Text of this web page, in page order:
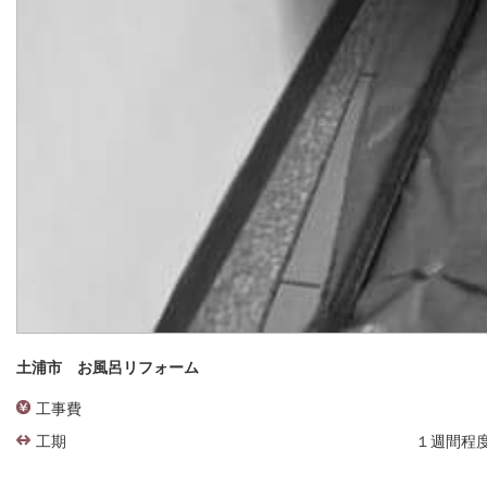
土浦市 お風呂リフォーム
工事費
工期
１週間程